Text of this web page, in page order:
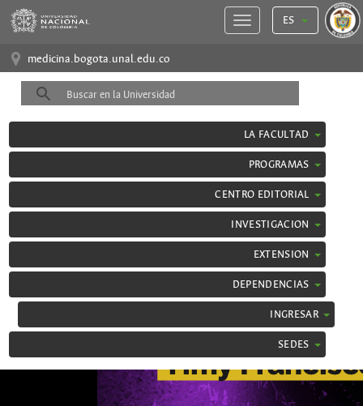
ES
medicina.bogota.unal.edu.co
LA FACULTAD
PROGRAMAS
CENTRO EDITORIAL
INVESTIGACION
EXTENSION
DEPENDENCIAS
INGRESAR
SEDES